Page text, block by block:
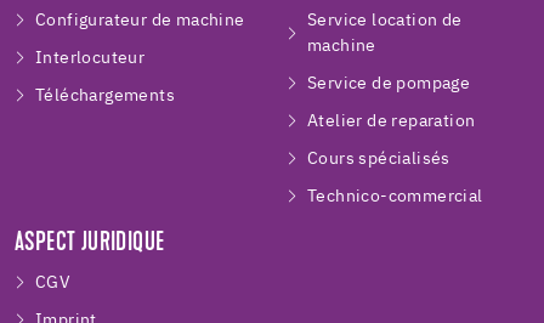
Configurateur de machine
Interlocuteur
Téléchargements
Service location de
machine
Service de pompage
Atelier de reparation
Cours spécialisés
Technico-commercial
ASPECT JURIDIQUE
CGV